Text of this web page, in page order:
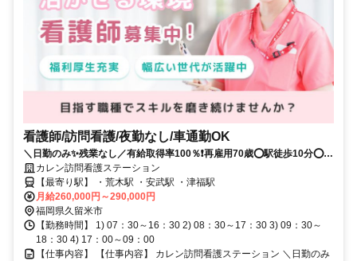
看護師/訪問看護/夜勤なし/車通勤OK
＼日勤のみ✨残業なし／有給取得率100％❗️再雇用70歳⭕駅徒歩10分⭕併
設の施設での訪問看護のお仕事です✨
カレン訪問看護ステーション
【最寄り駅】 ・荒木駅 ・安武駅 ・津福駅
月給260,000円～290,000円
福岡県久留米市
【勤務時間】 1) 07：30～16：30 2) 08：30～17：30 3) 09：30～
18：30 4) 17：00～09：00
【仕事内容】 【仕事内容】 カレン訪問看護ステーション ＼日勤のみ